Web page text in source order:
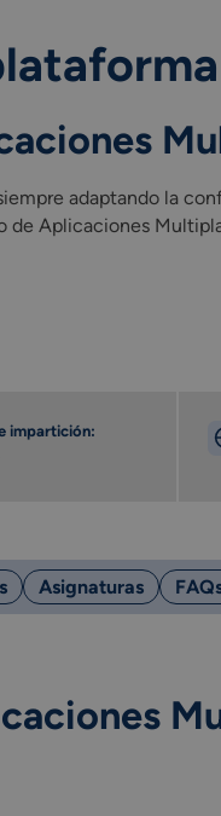
adaptando la
de Aplicaciones
impartición:
Asignaturas